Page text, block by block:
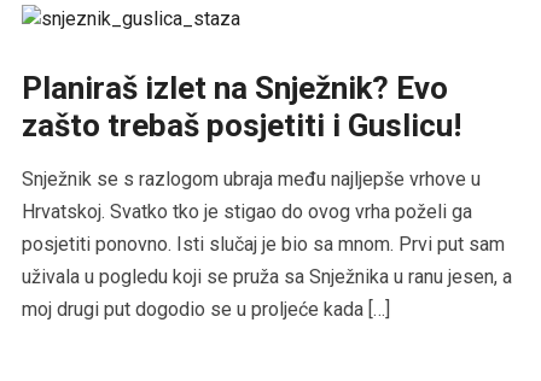
Planiraš izlet na Snježnik? Evo
zašto trebaš posjetiti i Guslicu!
Snježnik se s razlogom ubraja među najljepše vrhove u
Hrvatskoj. Svatko tko je stigao do ovog vrha poželi ga
posjetiti ponovno. Isti slučaj je bio sa mnom. Prvi put sam
uživala u pogledu koji se pruža sa Snježnika u ranu jesen, a
moj drugi put dogodio se u proljeće kada […]